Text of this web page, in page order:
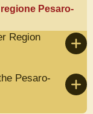
Pesaro-
Region
Pesaro-